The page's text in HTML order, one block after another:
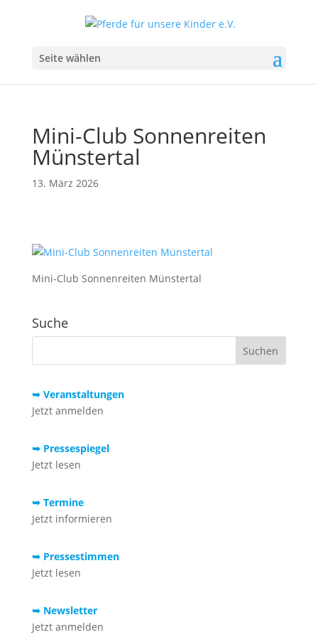
Seite wählen
Mini-Club Sonnenreiten
Münstertal
13. März 2026
Mini-Club Sonnenreiten Münstertal
Suche
➥ Veranstaltungen
Jetzt anmelden
➥ Pressespiegel
Jetzt lesen
➥ Termine
Jetzt informieren
➥ Pressestimmen
Jetzt lesen
➥ Newsletter
Jetzt anmelden